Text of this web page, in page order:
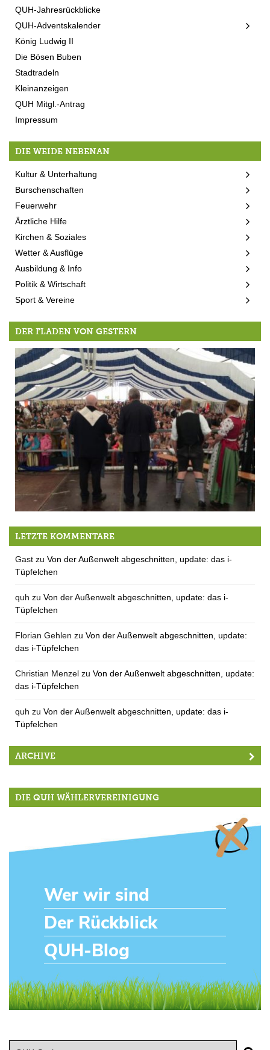
QUH-Jahresrückblicke
QUH-Adventskalender
König Ludwig II
Die Bösen Buben
Stadtradeln
Kleinanzeigen
QUH Mitgl.-Antrag
Impressum
DIE WEIDE NEBENAN
Kultur & Unterhaltung
Burschenschaften
Feuerwehr
Ärztliche Hilfe
Kirchen & Soziales
Wetter & Ausflüge
Ausbildung & Info
Politik & Wirtschaft
Sport & Vereine
DER FLADEN VON GESTERN
Urbi et arbori
LETZTE KOMMENTARE
Gast zu Von der Außenwelt abgeschnitten, update: das i-
Tüpfelchen
quh zu Von der Außenwelt abgeschnitten, update: das i-
Tüpfelchen
Florian Gehlen zu Von der Außenwelt abgeschnitten, update:
das i-Tüpfelchen
Christian Menzel zu Von der Außenwelt abgeschnitten, update:
das i-Tüpfelchen
quh zu Von der Außenwelt abgeschnitten, update: das i-
Tüpfelchen
ARCHIVE
DIE QUH WÄHLERVEREINIGUNG
Wer wir sind
Der Rückblick
QUH-Blog